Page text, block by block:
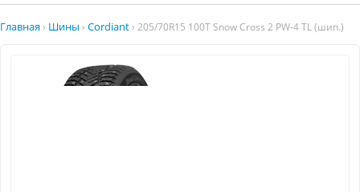
Главная › Шины › Cordiant › 205/70R15 100T Snow Cross 2 PW-4 TL (шип.)